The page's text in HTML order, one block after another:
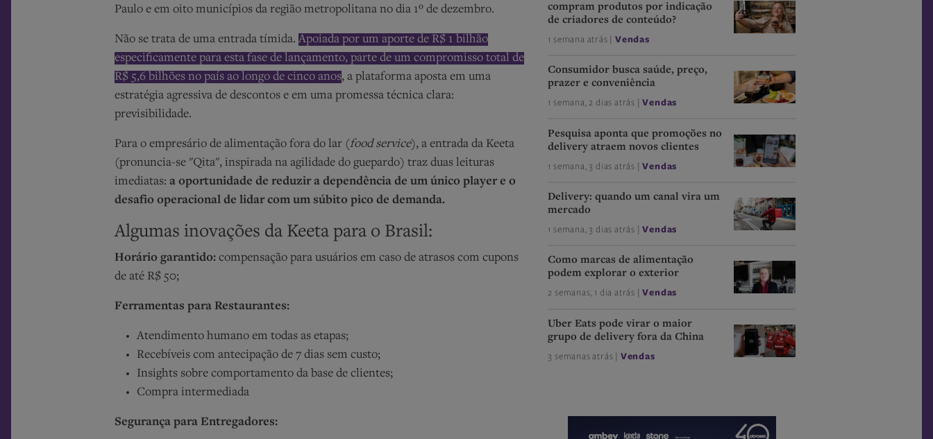
Paulo e em oito municípios da região metropolitana no dia 1º de dezembro.
Não se trata de uma entrada tímida. Apoiada por um aporte de R$ 1 bilhão
especificamente para esta fase de lançamento, parte de um compromisso total de
R$ 5,6 bilhões no país ao longo de cinco anos, a plataforma aposta em uma
estratégia agressiva de descontos e em uma promessa técnica clara:
previsibilidade.
Para o empresário de alimentação fora do lar (food service), a entrada da Keeta
(pronuncia-se "Qita", inspirada na agilidade do guepardo) traz duas leituras
imediatas: a oportunidade de reduzir a dependência de um único player e o
desafio operacional de lidar com um súbito pico de demanda.
Algumas inovações da Keeta para o Brasil:
Horário garantido: compensação para usuários em caso de atrasos com cupons
de até R$ 50;
Ferramentas para Restaurantes:
Atendimento humano em todas as etapas;
Recebíveis com antecipação de 7 dias sem custo;
Insights sobre comportamento da base de clientes;
Compra intermediada
Segurança para Entregadores:
compram produtos por indicação
de criadores de conteúdo?
1 semana atrás | Vendas
Consumidor busca saúde, preço,
prazer e conveniência
1 semana, 2 dias atrás |Vendas
Pesquisa aponta que promoções no
delivery atraem novos clientes
1 semana, 3 dias atrás |Vendas
Delivery: quando um canal vira um
mercado
1 semana, 3 dias atrás |Vendas
Como marcas de alimentação
podem explorar o exterior
2 semanas, 1 dia atrás |Vendas
Uber Eats pode virar o maior
grupo de delivery fora da China
3 semanas atrás | Vendas